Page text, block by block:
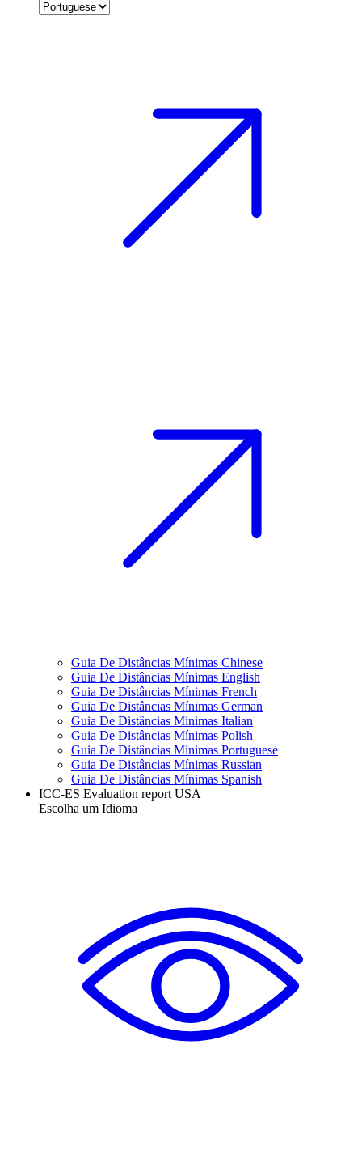
Guia De Distâncias Mínimas Chinese
Guia De Distâncias Mínimas English
Guia De Distâncias Mínimas French
Guia De Distâncias Mínimas German
Guia De Distâncias Mínimas Italian
Guia De Distâncias Mínimas Polish
Guia De Distâncias Mínimas Portuguese
Guia De Distâncias Mínimas Russian
Guia De Distâncias Mínimas Spanish
ICC-ES Evaluation report USA
Escolha um Idioma